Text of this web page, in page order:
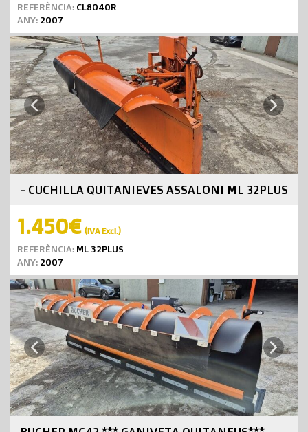
REFERÈNCIA: CL8040R
ANY: 2007
Previous Next
- CUCHILLA QUITANIEVES ASSALONI ML 32PLUS
1.450€ (IVA Excl.)
REFERÈNCIA: ML 32PLUS
ANY: 2007
Previous Next